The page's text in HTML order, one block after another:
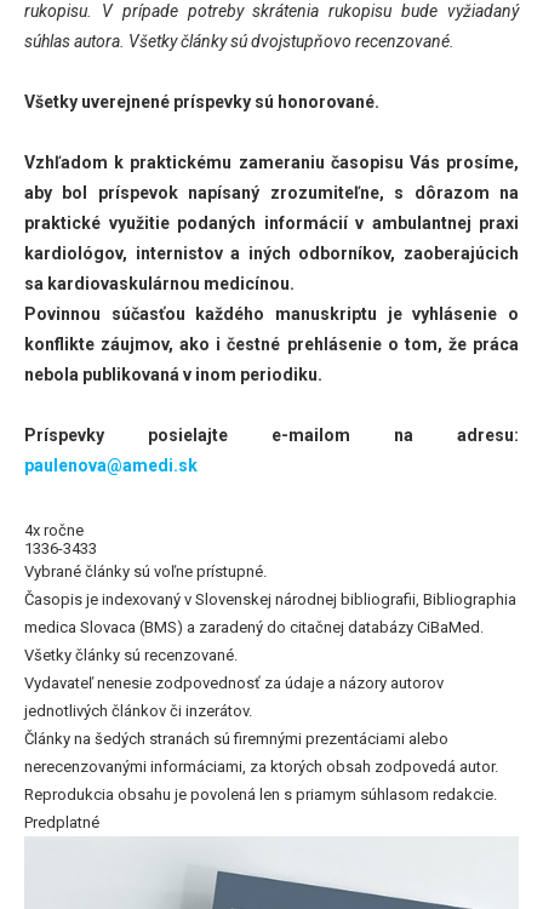
rukopisu. V prípade potreby skrátenia rukopisu bude vyžiadaný
súhlas autora. Všetky články sú dvojstupňovo recenzované.
Všetky uverejnené príspevky sú honorované.
Vzhľadom k praktickému zameraniu časopisu Vás prosíme,
aby bol príspevok napísaný zrozumiteľne, s dôrazom na
praktické využitie podaných informácií v ambulantnej praxi
kardiológov, internistov a iných odborníkov, zaoberajúcich
sa kardiovaskulárnou medicínou.
Povinnou súčasťou každého manuskriptu je vyhlásenie o
konflikte záujmov, ako i čestné prehlásenie o tom, že práca
nebola publikovaná v inom periodiku.
Príspevky posielajte e-mailom na adresu:
paulenova@amedi.sk
4x ročne
1336-3433
Vybrané články sú voľne prístupné.
Časopis je indexovaný v Slovenskej národnej bibliografii, Bibliographia
medica Slovaca (BMS) a zaradený do citačnej databázy CiBaMed.
Všetky články sú recenzované.
Vydavateľ nenesie zodpovednosť za údaje a názory autorov
jednotlivých článkov či inzerátov.
Články na šedých stranách sú firemnými prezentáciami alebo
nerecenzovanými informáciami, za ktorých obsah zodpovedá autor.
Reprodukcia obsahu je povolená len s priamym súhlasom redakcie.
Predplatné